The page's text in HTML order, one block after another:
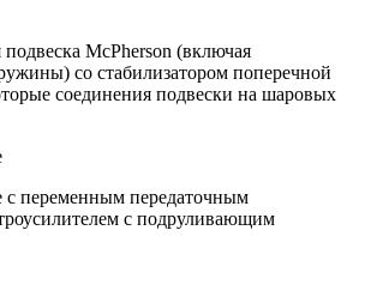
подвеска McPherson (включая
со стабилизатором поперечной
соединения подвески на шаровых
с переменным передаточным
c подруливающим